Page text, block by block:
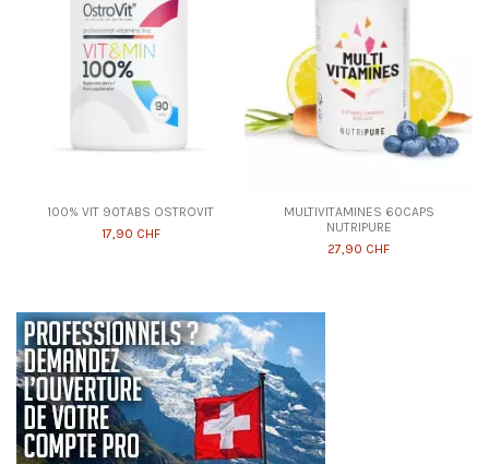
100% VIT 90TABS OSTROVIT
17,90 CHF
MULTIVITAMINES 60CAPS
NUTRIPURE
27,90 CHF